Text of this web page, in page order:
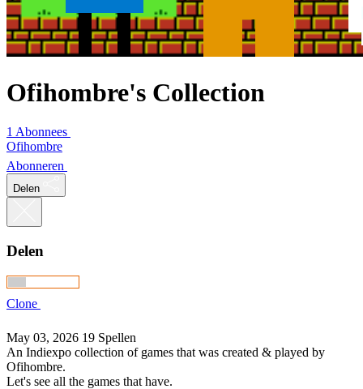
Ofihombre's Collection
1 Abonnees
Ofihombre
Abonneren
Delen
Delen
Clone
May 03, 2026 19 Spellen
An Indiexpo collection of games that was created & played by
Ofihombre.
Let's see all the games that have.